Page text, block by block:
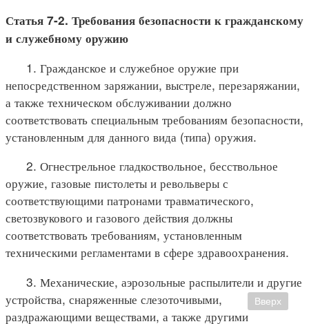
Статья 7-2. Требования безопасности к гражданскому
и служебному оружию
1. Гражданское и служебное оружие при
непосредственном заряжании, выстреле, перезаряжании,
а также техническом обслуживании должно
соответствовать специальным требованиям безопасности,
установленным для данного вида (типа) оружия.
2. Огнестрельное гладкоствольное, бесствольное
оружие, газовые пистолеты и револьверы с
соответствующими патронами травматического,
светозвукового и газового действия должны
соответствовать требованиям, установленным
техническими регламентами в сфере здравоохранения.
3. Механические, аэрозольные распылители и другие
устройства, снаряженные слезоточивыми,
раздражающими веществами, а также другими
Вверх